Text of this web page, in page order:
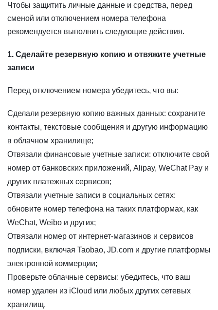
Чтобы защитить личные данные и средства, перед
сменой или отключением номера телефона
рекомендуется выполнить следующие действия.
1. Сделайте резервную копию и отвяжите учетные
записи
Перед отключением номера убедитесь, что вы:
Сделали резервную копию важных данных: сохраните
контакты, текстовые сообщения и другую информацию
в облачном хранилище;
Отвязали финансовые учетные записи: отключите свой
номер от банковских приложений, Alipay, WeChat Pay и
других платежных сервисов;
Отвязали учетные записи в социальных сетях:
обновите номер телефона на таких платформах, как
WeChat, Weibo и других;
Отвязали номер от интернет-магазинов и сервисов
подписки, включая Taobao, JD.com и другие платформы
электронной коммерции;
Проверьте облачные сервисы: убедитесь, что ваш
номер удален из iCloud или любых других сетевых
хранилищ.